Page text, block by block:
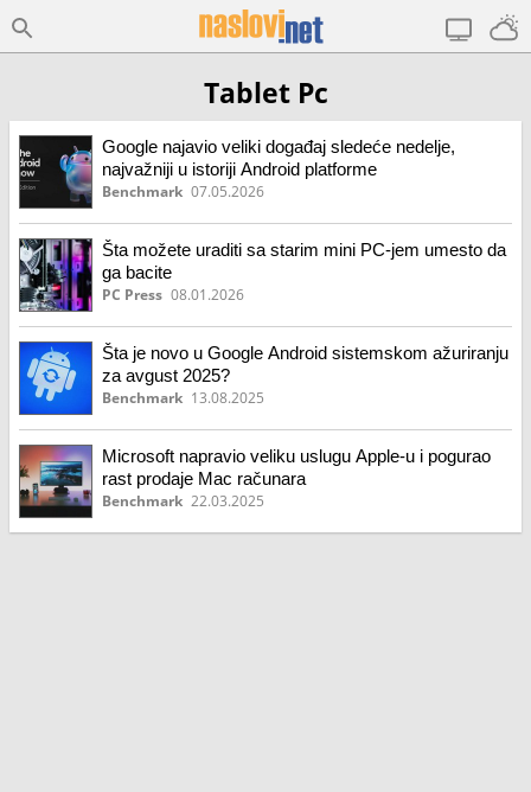
Tablet Pc
Google najavio veliki događaj sledeće nedelje,
najvažniji u istoriji Android platforme
Benchmark 07.05.2026
Šta možete uraditi sa starim mini PC-jem umesto da
ga bacite
PC Press 08.01.2026
Šta je novo u Google Android sistemskom ažuriranju
za avgust 2025?
Benchmark 13.08.2025
Microsoft napravio veliku uslugu Apple-u i pogurao
rast prodaje Mac računara
Benchmark 22.03.2025